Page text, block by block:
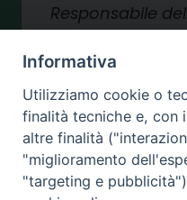
Responsabile
Roberti Sr.
Opere:
Scuola
minori,
per ferie
Istituto S.
Informativa
Utilizziamo cookie o
finalità tecniche e, con
altre finalità
"miglioramento
"targeting e